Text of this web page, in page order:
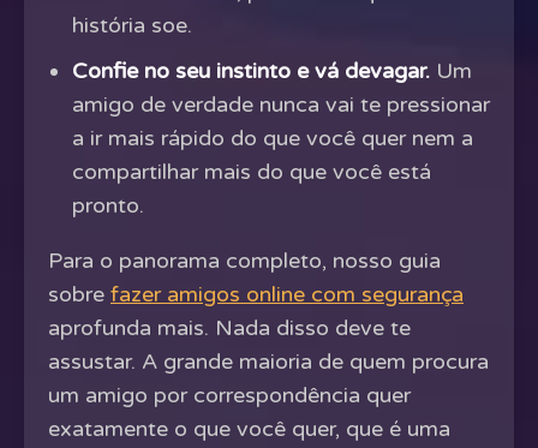
história soe.
Confie no seu instinto e vá devagar. Um
amigo de verdade nunca vai te pressionar
a ir mais rápido do que você quer nem a
compartilhar mais do que você está
pronto.
Para o panorama completo, nosso guia
sobre fazer amigos online com segurança
aprofunda mais. Nada disso deve te
assustar. A grande maioria de quem procura
um amigo por correspondência quer
exatamente o que você quer, que é uma